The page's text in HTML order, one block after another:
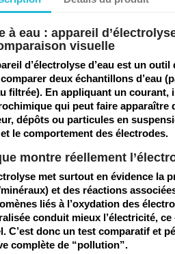
à eau : appareil
visuelle
d’électrolyse d’eau est un
deux échantillons d’eau
filtrée). En appliquant un courant,
qui peut faire apparaître
dépôts ou particules en
et le comportement des électrodes.
montre réellement
met surtout en évidence la
et des réactions
liés à l’oxydation des
conduit mieux l’électricité,
C’est donc un test comparatif et
complète de “pollution”.